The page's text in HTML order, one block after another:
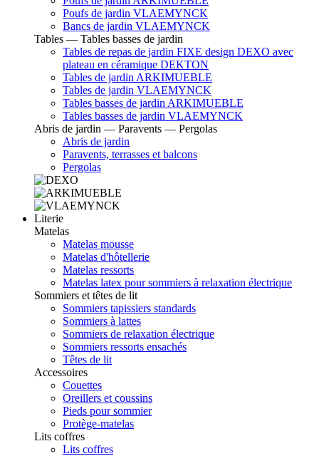
Poufs de jardin VLAEMYNCK
Bancs de jardin VLAEMYNCK
Tables — Tables basses de jardin
Tables de repas de jardin FIXE design DEXO avec
plateau en céramique DEKTON
Tables de jardin ARKIMUEBLE
Tables de jardin VLAEMYNCK
Tables basses de jardin ARKIMUEBLE
Tables basses de jardin VLAEMYNCK
Abris de jardin — Paravents — Pergolas
Abris de jardin
Paravents, terrasses et balcons
Pergolas
Literie
Matelas
Matelas mousse
Matelas d'hôtellerie
Matelas ressorts
Matelas latex pour sommiers à relaxation électrique
Sommiers et têtes de lit
Sommiers tapissiers standards
Sommiers à lattes
Sommiers de relaxation électrique
Sommiers ressorts ensachés
Têtes de lit
Accessoires
Couettes
Oreillers et coussins
Pieds pour sommier
Protège-matelas
Lits coffres
Lits coffres